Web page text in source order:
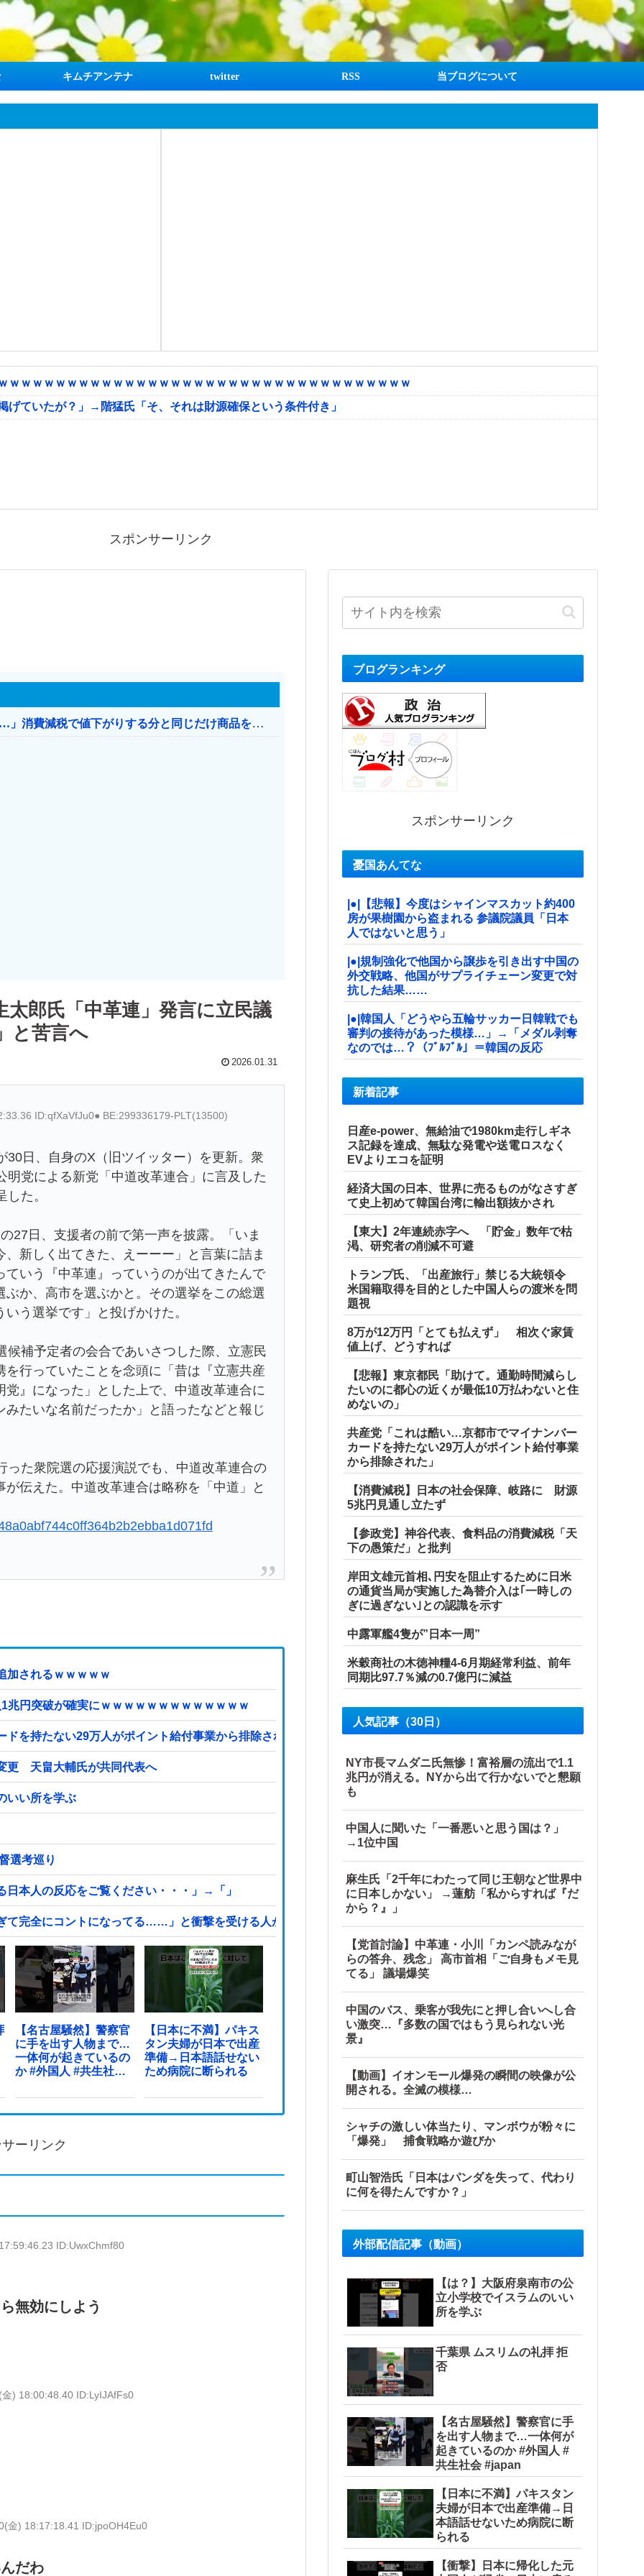
キムチアンテナ twitter RSS 当ブログについて
ｗｗｗｗｗｗｗｗｗｗｗｗｗｗｗｗｗｗｗｗｗｗｗｗｗｗｗｗｗｗｗｗｗｗ
ていたが？」→階猛氏「そ、それは財源確保という条件付き」
スポンサーリンク
【消費税率1％】 「下げるのが筋なんですけど…」消費減税で値下がりする分と同じだけ商品を値上げして店頭価格を変えない店も
郎氏「中革連」発言に立民議
と苦言へ
2026.01.31
ID:qfXaVfJu0● BE:299336179-PLT(13500)
日、自身のX（旧ツイッター）を更新。衆
党による新党「中道改革連合」に言及した
た。
日、支援者の前で第一声を披露。「いま
新しく出てきた、えーーー」と言葉に詰ま
いう『中革連』っていうのが出てきたんで
か、高市を選ぶかと。その選挙をこの総選
う選挙です」と投げかけた。
補予定者の会合であいさつした際、立憲民
行っていたことを念頭に「昔は『立憲共産
』になった」とした上で、中道改革連合に
たいな名前だったか」と語ったなどと報じ
た衆院選の応援演説でも、中道改革連合の
伝えた。中道改革連合は略称を「中道」と
加されるｗｗｗｗｗ
円突破が確実にｗｗｗｗｗｗｗｗｗｗｗｗｗ
を持たない29万人がポイント給付事業から排除された」
更 天畠大輔氏が共同代表へ
いい所を学ぶ
選考巡り
本人の反応をご覧ください・・・」→「」
て完全にコントになってる……」と衝撃を受ける人が続出中他
【名古屋騒然】警察官
に手を出す人物まで…
一体何が起きているの
か #外国人 #共生社会
【日本に不満】パキス
タン夫婦が日本で出産
準備→日本語話せない
ため病院に断られる
ーリンク
ID:UwxChmf80
無効にしよう
) 18:00:48.40 ID:LyIJAfFs0
金) 18:17:18.41 ID:jpoOH4Eu0
だわ
ブログランキング
スポンサーリンク
憂国あんてな
|●|【悲報】今度はシャインマスカット約400
房が果樹園から盗まれる 参議院議員「日本
人ではないと思う」
|●|規制強化で他国から譲歩を引き出す中国の
外交戦略、他国がサプライチェーン変更で対
抗した結果……
|●|韓国人「どうやら五輪サッカー日韓戦でも
審判の接待があった模様…」→「メダル剥奪
なのでは…？（ﾌﾞﾙﾌﾞﾙ」＝韓国の反応
新着記事
日産e-power、無給油で1980km走行しギネ
ス記録を達成、無駄な発電や送電ロスなく
EVよりエコを証明
経済大国の日本、世界に売るものがなさすぎ
て史上初めて韓国台湾に輸出額抜かされ
【東大】2年連続赤字へ 「貯金」数年で枯
渇、研究者の削減不可避
トランプ氏、「出産旅行」禁じる大統領令
米国籍取得を目的とした中国人らの渡米を問
題視
8万が12万円「とても払えず」 相次ぐ家賃
値上げ、どうすれば
【悲報】東京都民「助けて。通勤時間減らし
たいのに都心の近くが最低10万払わないと住
めないの」
共産党「これは酷い…京都市でマイナンバー
カードを持たない29万人がポイント給付事業
から排除された」
【消費減税】日本の社会保障、岐路に 財源
5兆円見通し立たず
【参政党】神谷代表、食料品の消費減税「天
下の愚策だ」と批判
岸田文雄元首相､円安を阻止するために日米
の通貨当局が実施した為替介入は｢一時しの
ぎに過ぎない｣との認識を示す
中露軍艦4隻が”日本一周”
米穀商社の木徳神糧4-6月期経常利益、前年
同期比97.7％減の0.7億円に減益
人気記事（30日）
NY市長マムダニ氏無惨！富裕層の流出で1.1
兆円が消える。NYから出て行かないでと懇願
も
中国人に聞いた「一番悪いと思う国は？」
→1位中国
麻生氏「2千年にわたって同じ王朝など世界中
に日本しかない」 →蓮舫「私からすれば『だ
から？』」
【党首討論】中革連・小川「カンペ読みなが
らの答弁、残念」 高市首相「ご自身もメモ見
てる」 議場爆笑
中国のバス、乗客が我先にと押し合いへし合
い激突…『多数の国ではもう見られない光
景』
【動画】イオンモール爆発の瞬間の映像が公
開される。全滅の模様…
シャチの激しい体当たり、マンボウが粉々に
「爆発」 捕食戦略か遊びか
町山智浩氏「日本はパンダを失って、代わり
に何を得たんですか？」
外部配信記事（動画）
【は？】大阪府泉南市の公
立小学校でイスラムのいい
所を学ぶ
千葉県 ムスリムの礼拝 拒
否
【名古屋騒然】警察官に手
を出す人物まで…一体何が
起きているのか #外国人 #
共生社会 #japan
【日本に不満】パキスタン
夫婦が日本で出産準備→日
本語話せないため病院に断
られる
【衝撃】日本に帰化した元